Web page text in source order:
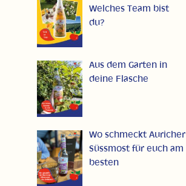
Welches Team bist
du?
Aus dem Garten in
deine Flasche
Wo schmeckt Auricher
Süssmost für euch am
besten